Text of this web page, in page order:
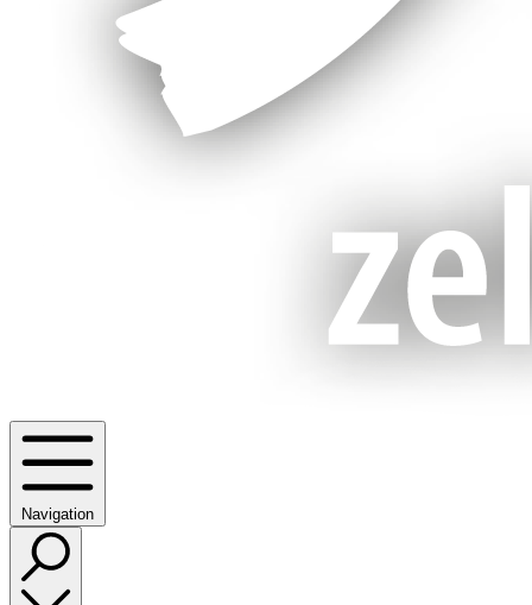
Navigation